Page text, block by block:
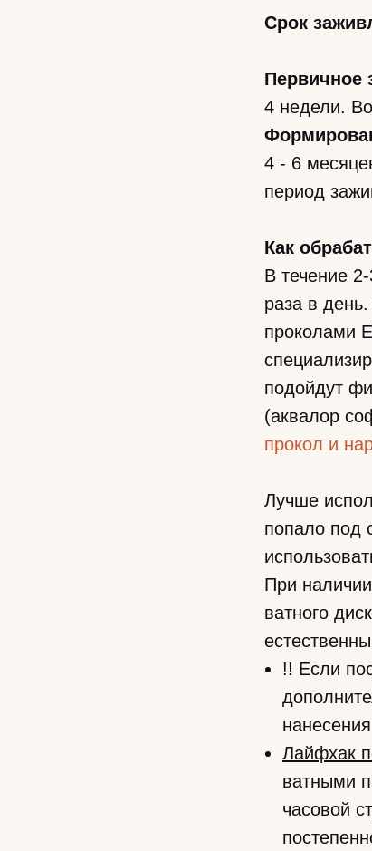
Срок
Первичное
4 недели.
4 - 6
период
Как
В течение
раза в
проколами
подойдут
(аквалор
прокол и
Лучше
попало под
При
ватного
!! Если
Лайфхак
ватными
часовой